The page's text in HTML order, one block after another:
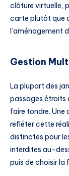
clôture virtuelle,
carte plutôt que
l’aménagement
Gestion
La plupart des
passages étroits
faire tondre.
refléter cette
distinctes pour
interdites au-
puis de choisir la